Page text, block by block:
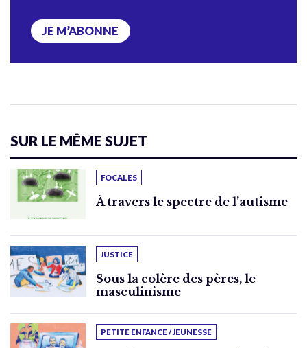
JE M’ABONNE
SUR LE MÊME SUJET
FOCALES
À travers le spectre de l’autisme
JUSTICE
Sous la colère des pères, le
masculinisme
PETITE ENFANCE / JEUNESSE